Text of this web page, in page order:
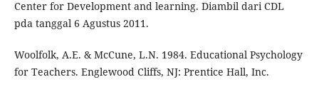
Center for Development and learning. Diambil dari CDL
pda tanggal 6 Agustus 2011.
Woolfolk, A.E. & McCune, L.N. 1984. Educational Psychology
for Teachers. Englewood Cliffs, NJ: Prentice Hall, Inc.